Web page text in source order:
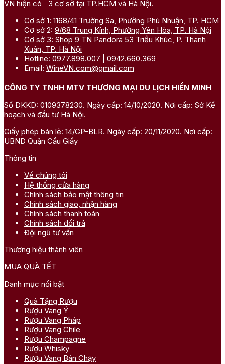
VN hiện có 3 cơ sở tại TP.HCM và Hà Nội.
Cơ sở 1: 1168/41 Trường Sa, Phường Phú Nhuận, TP. HCM
Cơ sở 2: 9/68 Trung Kính, Phường Yên Hòa, TP. Hà Nội
Cơ sở 3: Shop 9 TN Pandora 53 Triều Khúc, P. Thanh
Xuân, TP. Hà Nội
Hotline: 0977.898.007
0942.660.369
Email: WineVN.com@gmail.com
CÔNG TY TNHH MTV THƯƠNG MẠI DU LỊCH HIỀN MINH
Số ĐKKD: 0109378230. Ngày cấp: 14/10/2020. Nơi cấp: Sở Kế
hoạch và đầu tư Hà Nội.
Giấy phép bán lẻ: 14/GP-BLR. Ngày cấp: 20/11/2020. Nơi cấp:
UBND Quận Cầu Giấy
Thông tin
Về chúng tôi
Hệ thống cửa hàng
Chính sách bảo mật thông tin
Chính sách giao, nhận hàng
Chính sách thanh toán
Chính sách đổi trả
Đội ngũ tư vấn
Thương hiệu thành viên
MUA QUÀ TẾT
Danh mục nổi bật
Quà Tặng Rượu
Rượu Vang Ý
Rượu Vang Pháp
Rượu Vang Chile
Rượu Champagne
Rượu Whisky
Rượu Vang Bán Chạy